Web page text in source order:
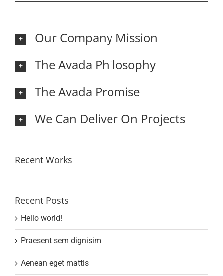
Our Company Mission
The Avada Philosophy
The Avada Promise
We Can Deliver On Projects
Recent Works
Recent Posts
Hello world!
Praesent sem dignisim
Aenean eget mattis